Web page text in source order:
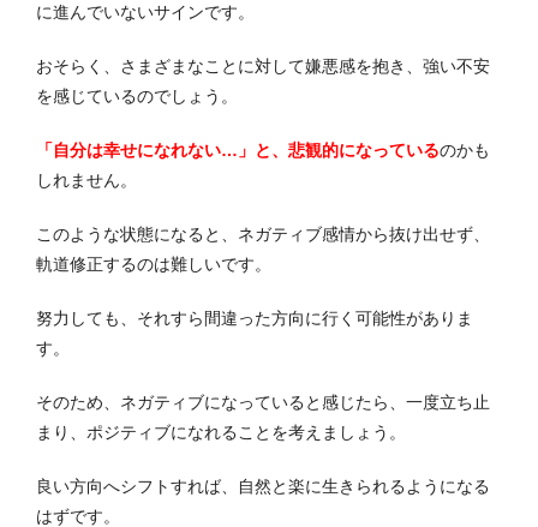
に進んでいないサインです。
おそらく、さまざまなことに対して嫌悪感を抱き、強い不安
を感じているのでしょう。
「自分は幸せになれない…」と、悲観的になっているのかも
しれません。
このような状態になると、ネガティブ感情から抜け出せず、
軌道修正するのは難しいです。
努力しても、それすら間違った方向に行く可能性がありま
す。
そのため、ネガティブになっていると感じたら、一度立ち止
まり、ポジティブになれることを考えましょう。
良い方向へシフトすれば、自然と楽に生きられるようになる
はずです。